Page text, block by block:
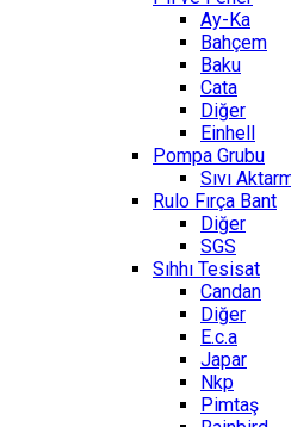
Ay-Ka
Bahçem
Baku
Cata
Diğer
Einhell
Pompa Grubu
Sıvı
Rulo Fırça Bant
Diğer
SGS
Sıhhı Tesisat
Candan
Diğer
E.c.a
Japar
Nkp
Pimtaş